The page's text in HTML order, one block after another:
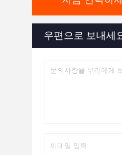
우편으로 보내세